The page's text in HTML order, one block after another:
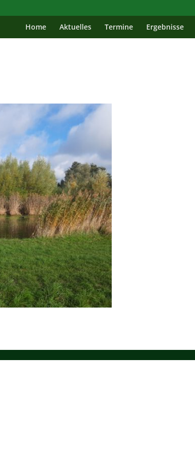
Home Aktuelles Termine Ergebnisse